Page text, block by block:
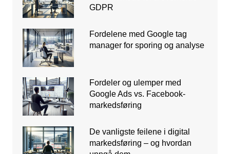
GDPR
Fordelene med Google tag
manager for sporing og analyse
Fordeler og ulemper med
Google Ads vs. Facebook-
markedsføring
De vanligste feilene i digital
markedsføring – og hvordan